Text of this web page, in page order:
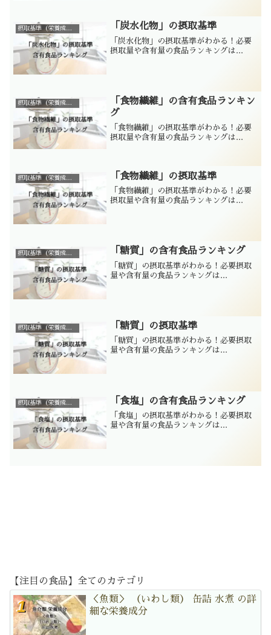
摂取基準（栄養成分別） 「炭水化物」の摂取基準
「炭水化物」の摂取基準がわかる！必要
摂取量や含有量の食品ランキングは...
摂取基準（栄養成分別）
「食物繊維」の含有食品ランキン
グ
「食物繊維」の摂取基準がわかる！必要
摂取量や含有量の食品ランキングは...
摂取基準（栄養成分別） 「食物繊維」の摂取基準
「食物繊維」の摂取基準がわかる！必要
摂取量や含有量の食品ランキングは...
摂取基準（栄養成分別） 「糖質」の含有食品ランキング
「糖質」の摂取基準がわかる！必要摂取
量や含有量の食品ランキングは...
摂取基準（栄養成分別） 「糖質」の摂取基準
「糖質」の摂取基準がわかる！必要摂取
量や含有量の食品ランキングは...
摂取基準（栄養成分別） 「食塩」の含有食品ランキング
「食塩」の摂取基準がわかる！必要摂取
量や含有量の食品ランキングは...
【注目の食品】全てのカテゴリ
＜魚類＞ （いわし類） 缶詰 水煮 の詳
細な栄養成分